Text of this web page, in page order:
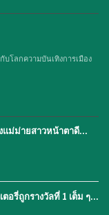
โลกความบันเทิงการเมือง
แม่ม่ายสาวหน้าตาดี…
อรี่ถูกรางวัลที่ 1 เต็ม ๆ…